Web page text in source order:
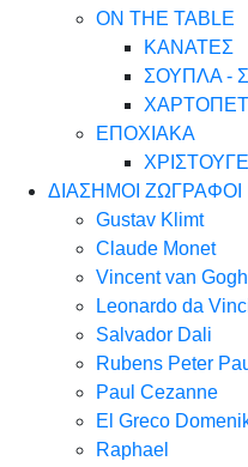
ON THE TABLE
ΚΑΝΑΤΕΣ
ΣΟΥΠΛΑ -
ΕΠΟΧΙΑΚΑ
ΔΙΑΣΗΜΟΙ ΖΩΓΡΑΦΟΙ
Gustav Klimt
Claude Monet
Vincent van Gogh
Leonardo da
Salvador Dali
Rubens Peter
Paul Cezanne
El Greco
Raphael